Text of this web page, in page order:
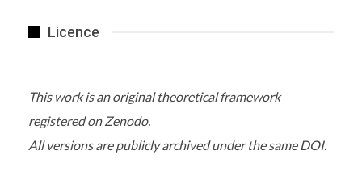
Licence
This work is an original theoretical framework
registered on Zenodo.
All versions are publicly archived under the same DOI.